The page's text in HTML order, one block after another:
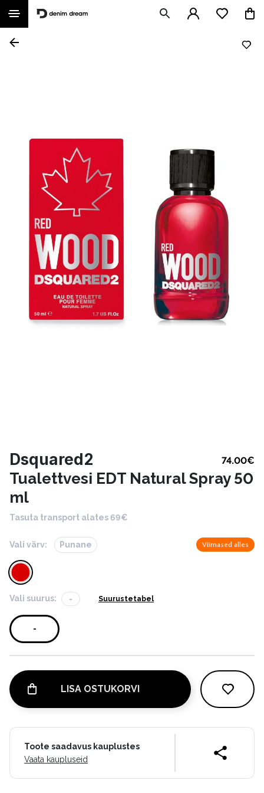
Dsquared2 74.00€
Tualettvesi EDT Natural Spray 50
ml
Tasuta transport alates 69€
Vali värv: Punane Viimased alles
Vali suurus: - Suurustetabel
-
LISA OSTUKORVI
Toote saadavus kauplustes
Vaata kaupluseid